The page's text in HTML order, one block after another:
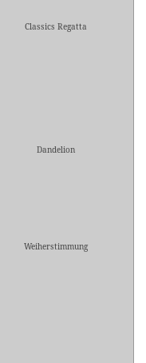
Classics Regatta
Dandelion
Weiherstimmung